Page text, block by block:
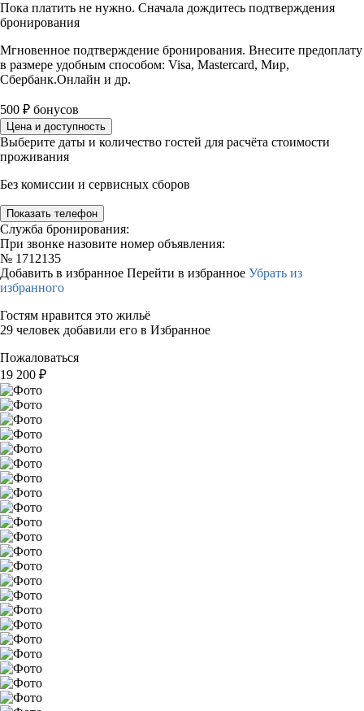
Пока платить не нужно. Сначала дождитесь подтверждения
бронирования
Мгновенное подтверждение бронирования. Внесите предоплату
в размере удобным способом: Visa, Mastercard, Мир,
Сбербанк.Онлайн и др.
500 ₽ бонусов
Цена и доступность
Выберите даты и количество гостей для расчёта стоимости
проживания
Без комиссии и сервисных сборов
Показать телефон
Служба бронирования:
При звонке назовите номер объявления:
№ 1712135
Добавить в избранное Перейти в избранное Убрать из
избранного
Гостям нравится это жильё
29 человек добавили его в Избранное
Пожаловаться
19 200 ₽